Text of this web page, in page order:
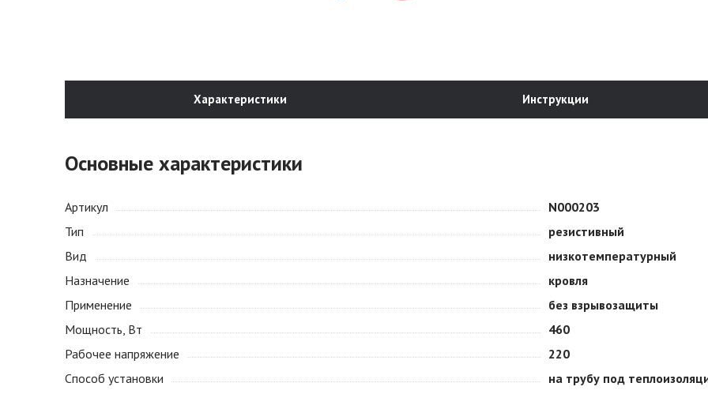
Характеристики Инструкции
Основные характеристики
Артикул
N000203
Тип
резистивный
Вид
низкотемпературный
Назначение
кровля
Применение
без взрывозащиты
Мощность, Вт
460
Рабочее напряжение
220
Способ установки
на трубу под